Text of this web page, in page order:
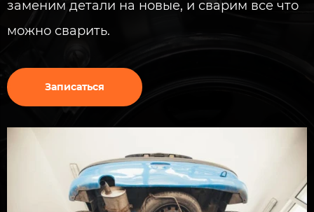
заменим детали на новые, и сварим все что
можно сварить.
Записаться